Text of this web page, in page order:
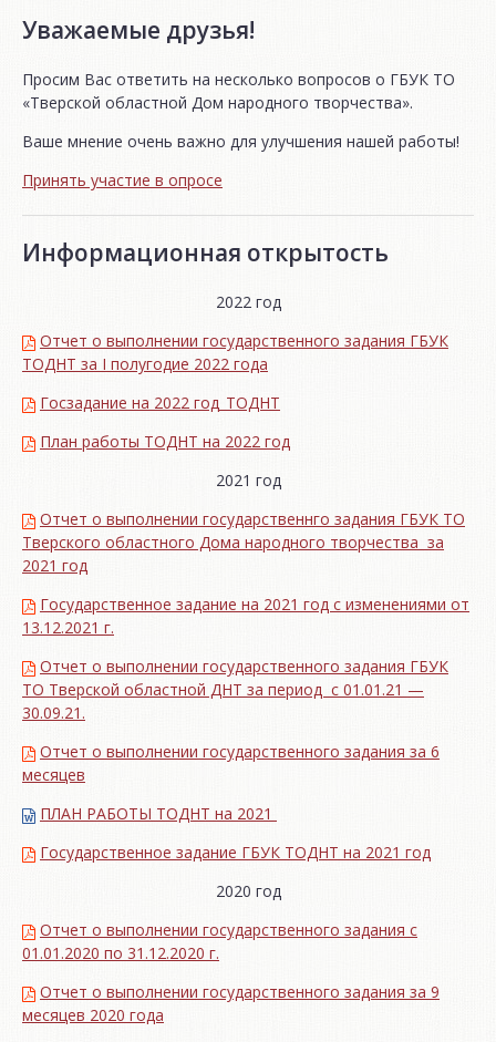
Уважаемые друзья!
Просим Вас ответить на несколько вопросов о ГБУК ТО
«Тверской областной Дом народного творчества».
Ваше мнение очень важно для улучшения нашей работы!
Принять участие в опросе
Информационная открытость
2022 год
Отчет о выполнении государственного задания ГБУК
ТОДНТ за I полугодие 2022 года
Госзадание на 2022 год_ТОДНТ
План работы ТОДНТ на 2022 год
2021 год
Отчет о выполнении государственнго задания ГБУК ТО
Тверского областного Дома народного творчества за
2021 год
Государственное задание на 2021 год с изменениями от
13.12.2021 г.
Отчет о выполнении государственного задания ГБУК
ТО Тверской областной ДНТ за период с 01.01.21 —
30.09.21.
Отчет о выполнении государственного задания за 6
месяцев
ПЛАН РАБОТЫ ТОДНТ на 2021
Государственное задание ГБУК ТОДНТ на 2021 год
2020 год
Отчет о выполнении государственного задания с
01.01.2020 по 31.12.2020 г.
Отчет о выполнении государственного задания за 9
месяцев 2020 года